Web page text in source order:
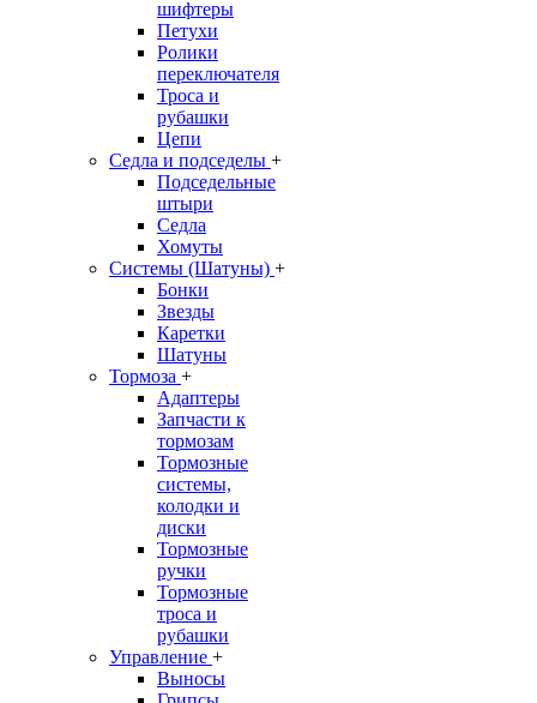
шифтеры
Петухи
Ролики
переключателя
Троса и
рубашки
Цепи
Седла и подседелы +
Подседельные
штыри
Седла
Хомуты
Системы (Шатуны) +
Бонки
Звезды
Каретки
Шатуны
Тормоза +
Адаптеры
Запчасти к
тормозам
Тормозные
системы,
колодки и
диски
Тормозные
ручки
Тормозные
троса и
рубашки
Управление +
Выносы